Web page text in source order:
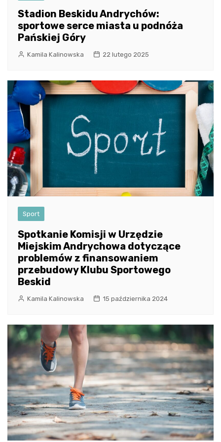
Stadion Beskidu Andrychów:
sportowe serce miasta u podnóża
Pańskiej Góry
Kamila Kalinowska 22 lutego 2025
Sport
Spotkanie Komisji w Urzędzie
Miejskim Andrychowa dotyczące
problemów z finansowaniem
przebudowy Klubu Sportowego
Beskid
Kamila Kalinowska 15 października 2024